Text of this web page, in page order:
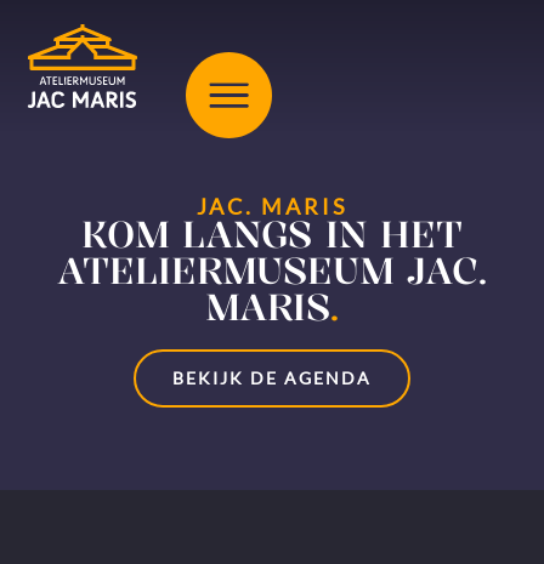
JAC. MARIS
KOM LANGS IN HET
ATELIERMUSEUM JAC.
MARIS.
BEKIJK DE AGENDA